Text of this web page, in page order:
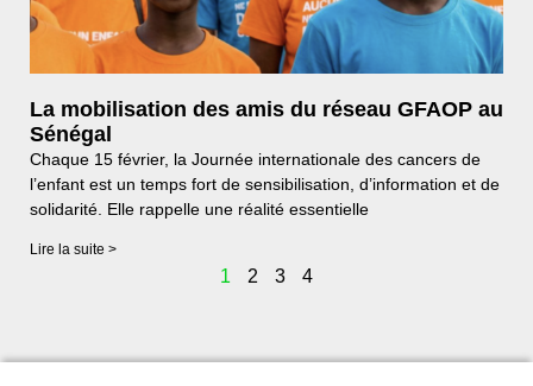
La mobilisation des amis du réseau GFAOP au
Sénégal
Chaque 15 février, la Journée internationale des cancers de
l’enfant est un temps fort de sensibilisation, d’information et de
solidarité. Elle rappelle une réalité essentielle
Lire la suite >
1 2 3 4